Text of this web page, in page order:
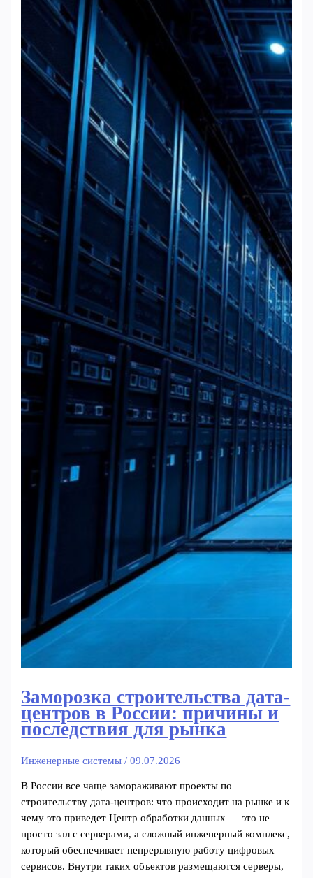
Заморозка строительства дата-
центров в России: причины и
последствия для рынка
Инженерные системы /09.07.2026
В России все чаще замораживают проекты по
строительству дата-центров: что происходит на рынке и к
чему это приведет Центр обработки данных — это не
просто зал с серверами, а сложный инженерный комплекс,
который обеспечивает непрерывную работу цифровых
сервисов. Внутри таких объектов размещаются серверы,